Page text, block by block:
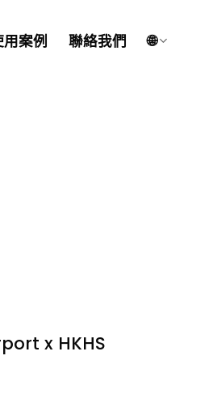
案例 聯絡我們 🌐
x HKHS